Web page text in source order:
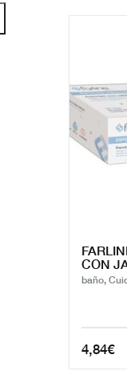
CON
baño,
4,84€